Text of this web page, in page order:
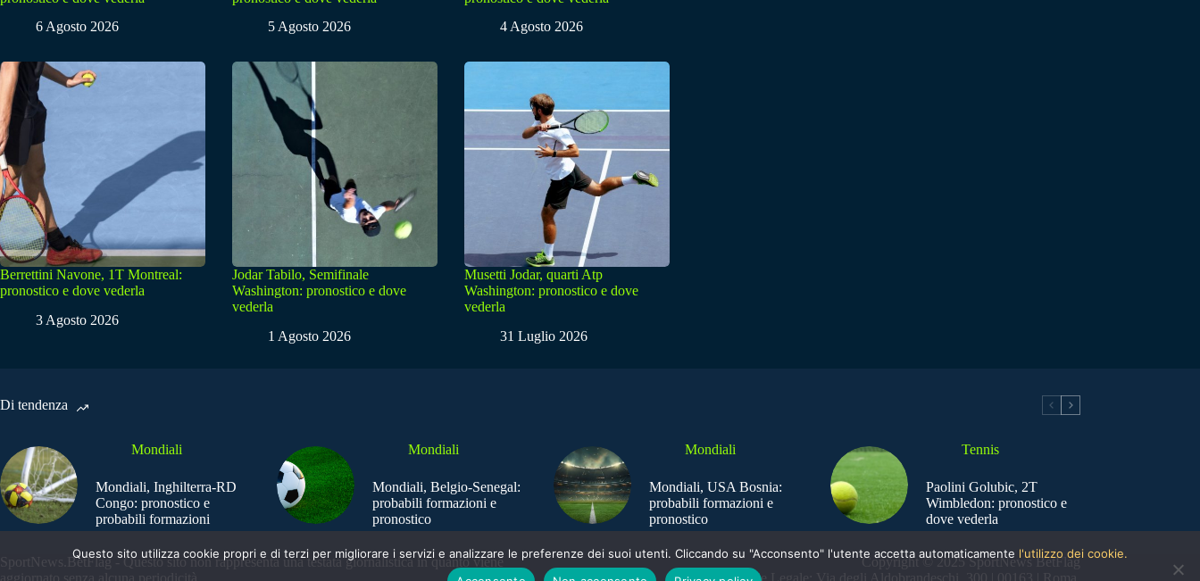
6 Agosto 2026
5 Agosto 2026
4 Agosto 2026
Berrettini Navone, 1T Montreal:
pronostico e dove vederla
3 Agosto 2026
Jodar Tabilo, Semifinale
Washington: pronostico e dove
vederla
1 Agosto 2026
Musetti Jodar, quarti Atp
Washington: pronostico e dove
vederla
31 Luglio 2026
Di tendenza
Mondiali
Mondiali, Inghilterra-RD
Congo: pronostico e
probabili formazioni
Mondiali
Mondiali, Belgio-Senegal:
probabili formazioni e
pronostico
Mondiali
Mondiali, USA Bosnia:
probabili formazioni e
pronostico
Tennis
Paolini Golubic, 2T
Wimbledon: pronostico e
dove vederla
SportNews.BetFlag - Questo sito non rappresenta una testata giornalistica in quanto viene
Copyright © 2025 SportNews BetFlag
Questo sito utilizza cookie propri e di terzi per migliorare i servizi e analizzare le preferenze dei suoi utenti. Cliccando su "Acconsento" l'utente accetta automaticamente l'utilizzo dei cookie.